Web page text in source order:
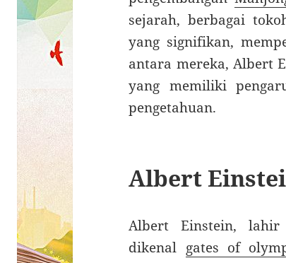
sejarah, berbagai
yang signifikan,
antara mereka, Albert
yang memiliki
pengetahuan.
Albert
Albert Einstein,
dikenal gates of